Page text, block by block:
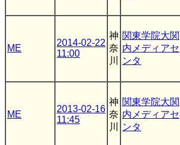
ME
2014-02-22
11:00
神
奈
川
関東学院大関
内メディアセ
ンタ
ME
2013-02-16
11:45
神
奈
川
関東学院大関
内メディアセ
ンタ